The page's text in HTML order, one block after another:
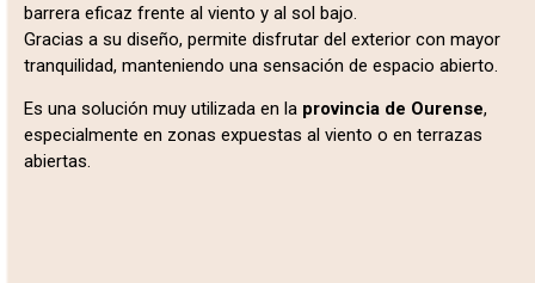
barrera eficaz frente al viento y al sol bajo.
Gracias a su diseño, permite disfrutar del exterior con mayor
tranquilidad, manteniendo una sensación de espacio abierto.
Es una solución muy utilizada en la provincia de Ourense,
especialmente en zonas expuestas al viento o en terrazas
abiertas.